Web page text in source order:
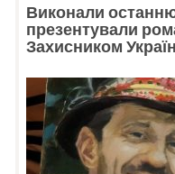
Виконали
презентували
Захисником